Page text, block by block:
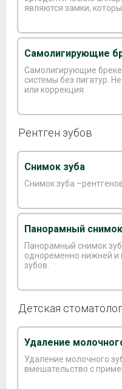
являются замки,
Самолигирующие
Самолигирующие
системы без лигатур. Не требуется регулярная замена
или коррекция.
Рентген зубов
Снимок зуба
Снимок зуба
Панорамный
Панорамный снимок
одноременно нижней и
зубов.
Детская
Удаление
Удаление молочного
вмешательство с